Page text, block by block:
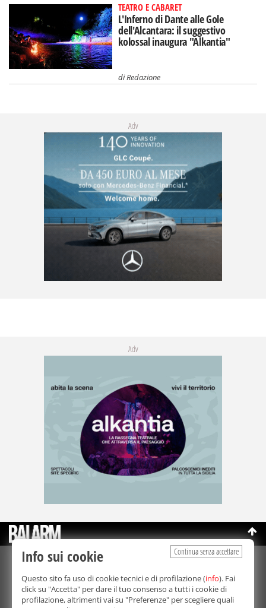
TEATRO E CABARET
L'Inferno di Dante alle Gole
dell'Alcantara: il suggestivo
kolossal inaugura "Alkantia"
diRedazione
Adv
Adv
©Copyright 2003-2026
Bmedia Srl
- P.IVA 07064240828
La riproduzione totale o parziale di tutti i contenuti, in qualunque
forma, su qualsiasi supporto è proibita.
Balarm.it è una testata giornalistica registrata. Autorizzazione del
Continua senza accettare
Info sui cookie
Questo sito fa uso di cookie tecnici e di profilazione (info). Fai
click su "Accetta" per dare il tuo consenso a tutti i cookie di
profilazione, altrimenti vai su "Preferenze" per scegliere quali